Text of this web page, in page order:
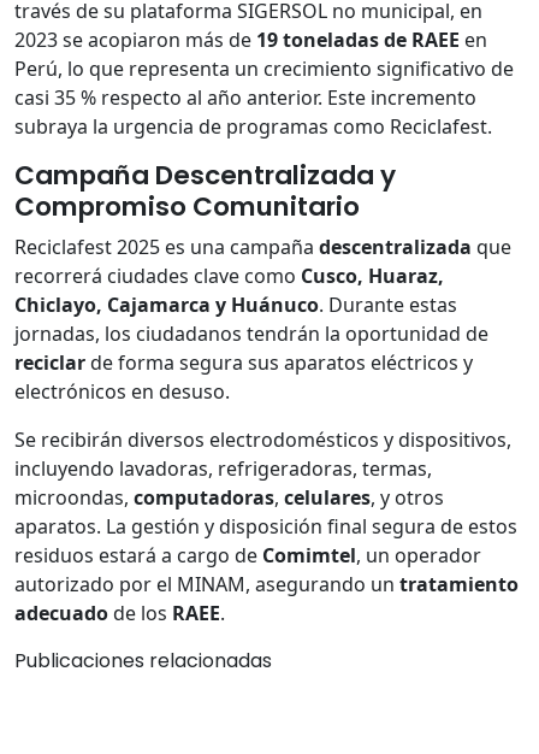
través de su plataforma SIGERSOL no municipal, en
2023 se acopiaron más de 19 toneladas de RAEE en
Perú, lo que representa un crecimiento significativo de
casi 35 % respecto al año anterior. Este incremento
subraya la urgencia de programas como Reciclafest.
Campaña Descentralizada y
Compromiso Comunitario
Reciclafest 2025 es una campaña descentralizada que
recorrerá ciudades clave como Cusco, Huaraz,
Chiclayo, Cajamarca y Huánuco. Durante estas
jornadas, los ciudadanos tendrán la oportunidad de
reciclarde forma segura sus aparatos eléctricos y
electrónicos en desuso.
Se recibirán diversos electrodomésticos y dispositivos,
incluyendo lavadoras, refrigeradoras, termas,
microondas, computadoras, celulares, y otros
aparatos. La gestión y disposición final segura de estos
residuos estará a cargo de Comimtel, un operador
autorizado por el MINAM, asegurando un tratamiento
adecuadode los RAEE.
Publicaciones relacionadas